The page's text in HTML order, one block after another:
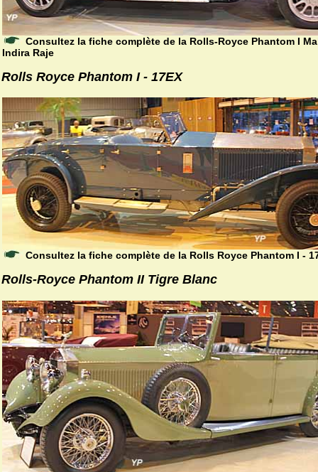
Consultez la fiche complète de la Rolls-Royce Phantom I
Indira Raje
Rolls Royce Phantom I - 17EX
Consultez la fiche complète de la Rolls Royce Phantom I -
Rolls-Royce Phantom II Tigre Blanc